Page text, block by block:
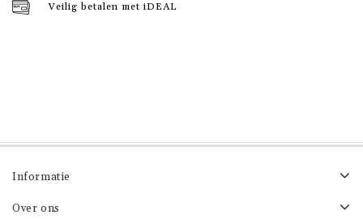
Veilig betalen met iDEAL
Informatie
Over ons